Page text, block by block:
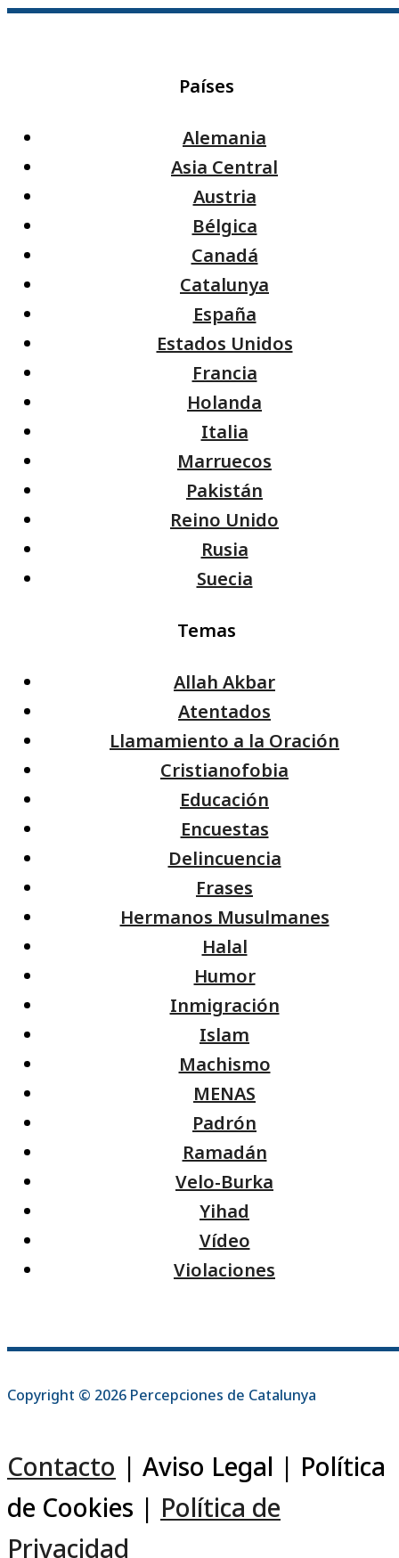
Países
Alemania
Asia Central
Austria
Bélgica
Canadá
Catalunya
España
Estados Unidos
Francia
Holanda
Italia
Marruecos
Pakistán
Reino Unido
Rusia
Suecia
Temas
Allah Akbar
Atentados
Llamamiento a la Oración
Cristianofobia
Educación
Encuestas
Delincuencia
Frases
Hermanos Musulmanes
Halal
Humor
Inmigración
Islam
Machismo
MENAS
Padrón
Ramadán
Velo-Burka
Yihad
Vídeo
Violaciones
Copyright © 2026 Percepciones de Catalunya
Contacto | Aviso Legal | Política
de Cookies | Política de
Privacidad